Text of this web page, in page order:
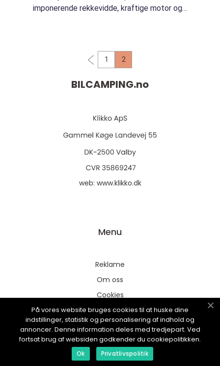
imponerende rekkevidde, kraftige motor og
1 2
BILCAMPING.no
web: www.klikko.dk
Menu
Reklame
Om oss
Cookies
Kontakt Oss
Sitemap
På vores website bruges cookies til at huske dine
indstillinger, statistik og personalisering af indhold og
annoncer. Denne information deles med tredjepart. Ved
fortsat brug af websiden godkender du cookiepolitikken.
Ok Privatlivspolitik